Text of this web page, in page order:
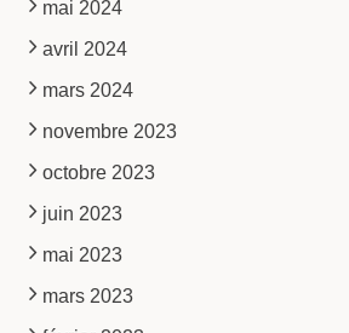
mai 2024
avril 2024
mars 2024
novembre 2023
octobre 2023
juin 2023
mai 2023
mars 2023